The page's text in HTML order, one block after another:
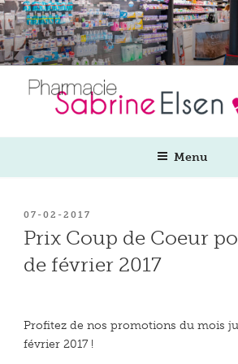
Aller
au
contenu
principal
Menu
PUBLIÉ
LE
07-02-2017
Prix Coup de Coeur
de février 2017
Profitez de nos promotions du mois
février 2017 !